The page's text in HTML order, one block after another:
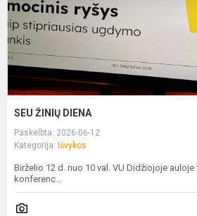
SEU ŽINIŲ DIENA
Paskelbta: 2026-06-12
Kategorija: Išvykos
Birželio 12 d. nuo 10 val. VU Didžiojoje
konferenc...